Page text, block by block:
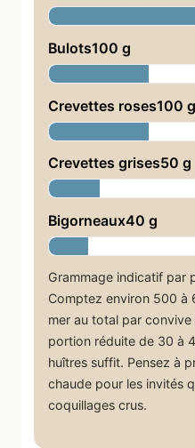
Bulots100 g
Crevettes roses100 g
Crevettes grises50 g
Bigorneaux40 g
Grammage indicatif par
Comptez environ 500 à
mer au total par
portion réduite de 30 à
huîtres suffit. Pensez à
chaude pour les invités
coquillages crus.